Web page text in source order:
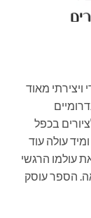
מאוד
בכפל
עולה עוד
עולמו הרגשי
הספר עוסק